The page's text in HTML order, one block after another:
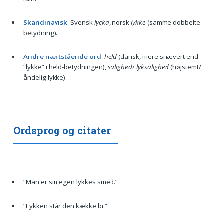
Skandinavisk: Svensklycka, norsklykke(samme dobbelte
betydning).
Andre nærtstående ord: held(dansk, mere snævert end
“lykke” i held-betydningen), salighed/lyksalighed(højstemt/
åndelig lykke).
Ordsprog og citater
“Man er sin egen lykkes smed.”
“Lykken står den kække bi.”